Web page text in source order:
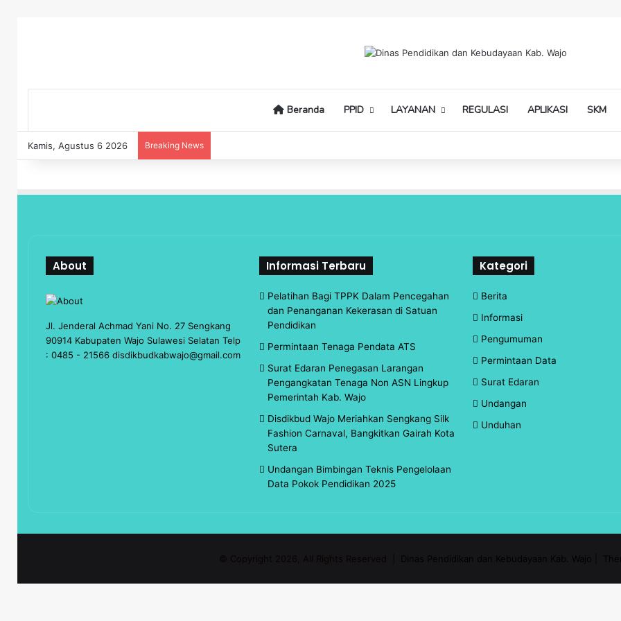
Beranda PPID LAYANAN REGULASI APLIKASI SKM
Kamis, Agustus 6 2026 Breaking News
About
Jl. Jenderal Achmad Yani No. 27 Sengkang
90914 Kabupaten Wajo Sulawesi Selatan Telp
: 0485 - 21566 disdikbudkabwajo@gmail.com
Informasi Terbaru
Pelatihan Bagi TPPK Dalam Pencegahan
dan Penanganan Kekerasan di Satuan
Pendidikan
Permintaan Tenaga Pendata ATS
Surat Edaran Penegasan Larangan
Pengangkatan Tenaga Non ASN Lingkup
Pemerintah Kab. Wajo
Disdikbud Wajo Meriahkan Sengkang Silk
Fashion Carnaval, Bangkitkan Gairah Kota
Sutera
Undangan Bimbingan Teknis Pengelolaan
Data Pokok Pendidikan 2025
Kategori
Berita
Informasi
Pengumuman
Permintaan Data
Surat Edaran
Undangan
Unduhan
© Copyright 2026, All Rights Reserved | Dinas Pendidikan dan Kebudayaan Kab. Wajo